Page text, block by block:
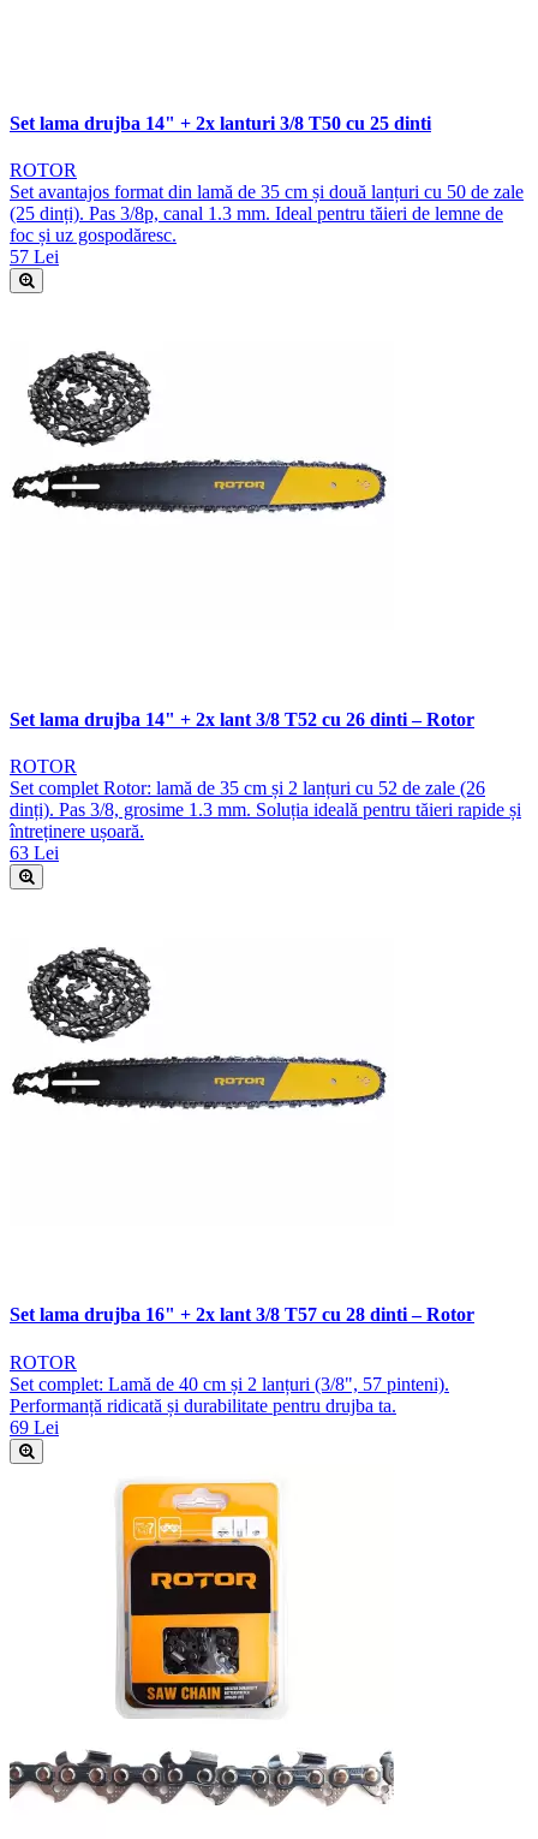
Set lama drujba 14" + 2x lanturi 3/8 T50 cu 25 dinti
ROTOR
Set avantajos format din lamă de 35 cm și două lanțuri cu 50 de zale
(25 dinți). Pas 3/8p, canal 1.3 mm. Ideal pentru tăieri de lemne de
foc și uz gospodăresc.
57 Lei
Set lama drujba 14" + 2x lant 3/8 T52 cu 26 dinti – Rotor
ROTOR
Set complet Rotor: lamă de 35 cm și 2 lanțuri cu 52 de zale (26
dinți). Pas 3/8, grosime 1.3 mm. Soluția ideală pentru tăieri rapide și
întreținere ușoară.
63 Lei
Set lama drujba 16" + 2x lant 3/8 T57 cu 28 dinti – Rotor
ROTOR
Set complet: Lamă de 40 cm și 2 lanțuri (3/8", 57 pinteni).
Performanță ridicată și durabilitate pentru drujba ta.
69 Lei